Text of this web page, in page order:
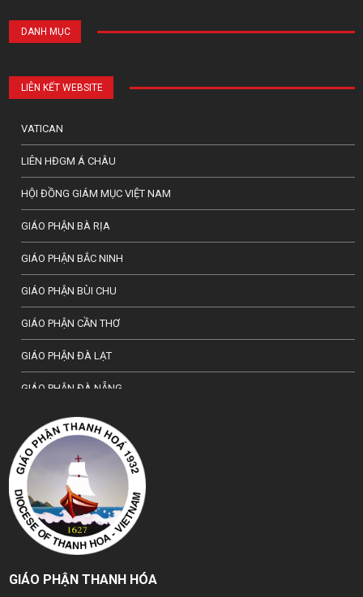
DANH MỤC
LIÊN KẾT WEBSITE
VATICAN
LIÊN HĐGM Á CHÂU
HỘI ĐỒNG GIÁM MỤC VIỆT NAM
GIÁO PHẬN BÀ RỊA
GIÁO PHẬN BẮC NINH
GIÁO PHẬN BÙI CHU
GIÁO PHẬN CẦN THƠ
GIÁO PHẬN ĐÀ LẠT
GIÁO PHẬN ĐÀ NẴNG
TỔNG GIÁO PHẬN HÀ NỘI
GIÁO PHẬN HẢI PHÒNG
TỔNG GIÁO PHẬN HUẾ
GIÁO PHẬN HƯNG HOÁ
GIÁO PHẬN KON TUM
GIÁO PHẬN LẠNG SƠN
GIÁO PHẬN THANH HÓA